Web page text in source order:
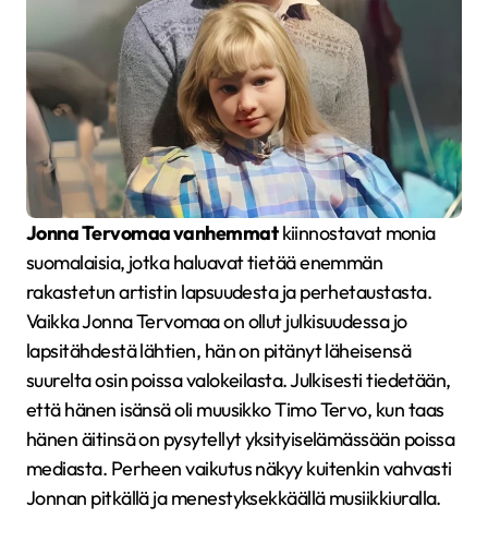
Jonna Tervomaa vanhemmatkiinnostavat monia
suomalaisia, jotka haluavat tietää enemmän
rakastetun artistin lapsuudesta ja perhetaustasta.
Vaikka Jonna Tervomaa on ollut julkisuudessa jo
lapsitähdestä lähtien, hän on pitänyt läheisensä
suurelta osin poissa valokeilasta. Julkisesti tiedetään,
että hänen isänsä oli muusikko Timo Tervo, kun taas
hänen äitinsä on pysytellyt yksityiselämässään poissa
mediasta. Perheen vaikutus näkyy kuitenkin vahvasti
Jonnan pitkällä ja menestyksekkäällä musiikkiuralla.